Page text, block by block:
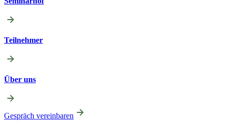
Teilnehmer
Über uns
Gespräch vereinbaren